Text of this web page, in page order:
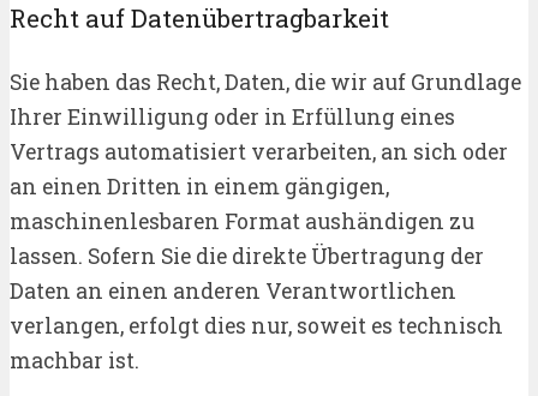
Recht auf Datenübertragbarkeit
Sie haben das Recht, Daten, die wir auf Grundlage
Ihrer Einwilligung oder in Erfüllung eines
Vertrags automatisiert verarbeiten, an sich oder
an einen Dritten in einem gängigen,
maschinenlesbaren Format aushändigen zu
lassen. Sofern Sie die direkte Übertragung der
Daten an einen anderen Verantwortlichen
verlangen, erfolgt dies nur, soweit es technisch
machbar ist.